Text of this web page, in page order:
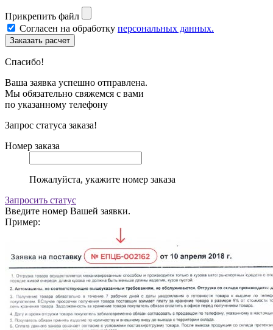
Прикрепить файл
Согласен на обработку персональных данных.
Спасибо!
Ваша заявка успешно отправлена.
Мы обязательно свяжемся с вами
по указанному телефону
Запрос статуса заказа!
Номер заказа
Пожалуйста, укажите номер заказа
Запросить статус
Введите номер Вашей заявки.
Пример: